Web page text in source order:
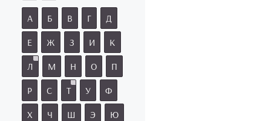
А Б В Г
Д
Е
Ж З И
К
Л
М Н О
П
Р
С Т У
Ф
Х
Ч Ш Э
Ю